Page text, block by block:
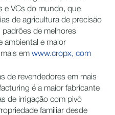
e VCs do mundo, que
de agricultura de precisão
de melhores
ambiental e maior
em www.cropx, com
de revendedores em mais
é a maior fabricante
de irrigação com pivô
familiar desde